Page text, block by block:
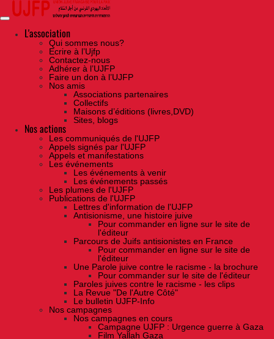
Skip
the
contentL'association
Qui sommes nous?
Ecrire à l’Ujfp
Contactez-nous
Adhérer à l’UJFP
Faire un don à l’UJFP
Nos amis
Associations partenaires
Collectifs
Maisons d’éditions (livres,DVD)
Sites, blogs
Nos actions
Les communiqués de l'UJFP
Appels signés par l'UJFP
Appels et manifestations
Les événements
Les événements à venir
Les événements passés
Les plumes de l'UJFP
Publications de l'UJFP
Lettres d'information de l'UJFP
Antisionisme, une histoire juive
Pour commander en ligne sur le site de
l'éditeur
Parcours de Juifs antisionistes en France
Pour commander en ligne sur le site de
l'éditeur
Une Parole juive contre le racisme - la brochure
Pour commander sur le site de l'éditeur
Paroles juives contre le racisme - les clips
La Revue "De l'Autre Côté"
Le bulletin UJFP-Info
Nos campagnes
Nos campagnes en cours
Campagne UJFP : Urgence guerre à Gaza
Film Yallah Gaza